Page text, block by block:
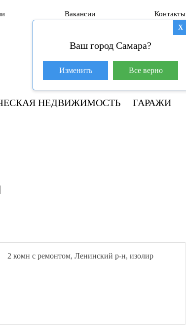
Вакансии Контакты
База покупателей (601)
8 800 250-04-53
НЕДВИЖИМОСТЬ ГАРАЖИ
X
Ваш город Самара?
Изменить Все верно
2 комн с ремонтом, Ленинский р-н, изолир